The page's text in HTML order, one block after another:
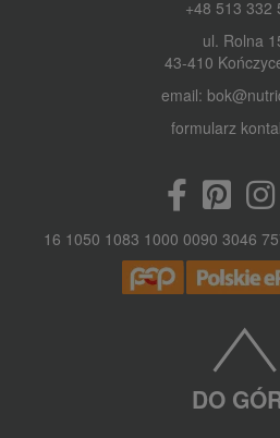
+48 513 332
ul. Rolna
43-410
email:
formularz
16 1050 1083 1000 0090 3046
DO